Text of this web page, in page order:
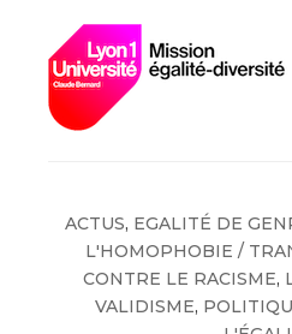
content
ACTUS, EGALITÉ DE
L'HOMOPHOBIE /
CONTRE LE RACISME,
VALIDISME,